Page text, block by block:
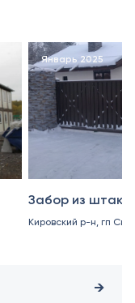
Январь 2025
Забор из
Кировский р-н, гп